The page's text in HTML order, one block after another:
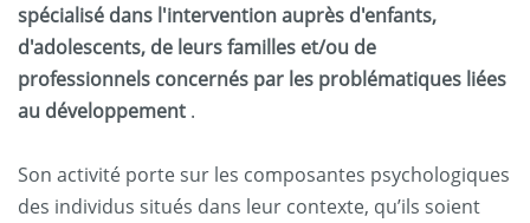
spécialisé dans l'intervention auprès d'enfants,
d'adolescents, de leurs familles et/ou de
professionnels concernés par les problématiques liées
au développement .
Son activité porte sur les composantes psychologiques
des individus situés dans leur contexte, qu’ils soient